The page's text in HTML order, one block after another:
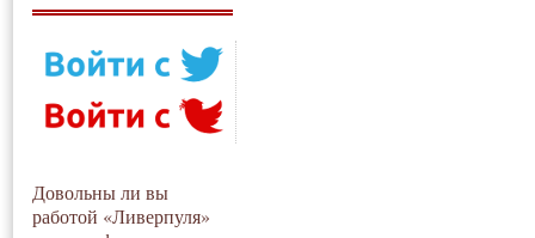
Довольны ли вы
работой «Ливерпуля»